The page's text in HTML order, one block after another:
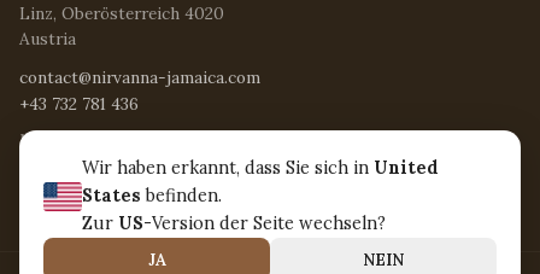
Wir haben erkannt, dass Sie sich in United
States befinden.
Zur US-Version der Seite wechseln?
JA
NEIN
Linz, Oberösterreich 4020
Austria
contact@nirvanna-jamaica.com
+43 732 781 436
Mo - Fr / 8:15 - 17:00 Uhr
Sa / 8:30 - 12:30 Uhr
So & Feiertage / Geschlossen